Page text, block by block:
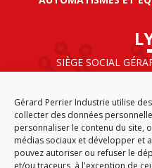
Gérard Perrier Industrie utilise
collecter des données
personnaliser le contenu du site,
médias sociaux et développer et
pouvez autoriser ou refuser le
et/ou traceurs, à l'exception de
SIÈGE SOCIAL
69125 LYON